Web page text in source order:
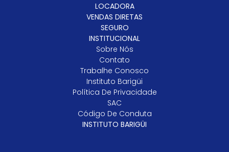
LOCADORA
VENDAS DIRETAS
SEGURO
INSTITUCIONAL
Sobre Nós
Contato
Trabalhe Conosco
Instituto Barigüi
Política De Privacidade
SAC
Código De Conduta
INSTITUTO BARIGÜI